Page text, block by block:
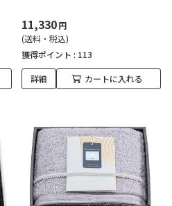
11,330円
(送料・税込)
獲得ポイント : 113
詳細 カートに入れる